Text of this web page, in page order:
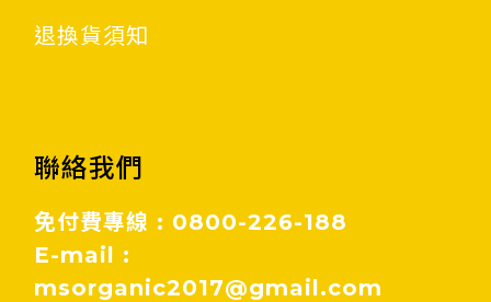
退換貨須知
聯絡我們
免付費專線 : 0800-226-188
E-mail :
msorganic2017@gmail.com